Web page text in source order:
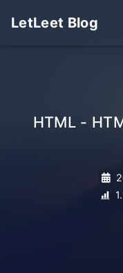
LetLeet Blog
HTML -